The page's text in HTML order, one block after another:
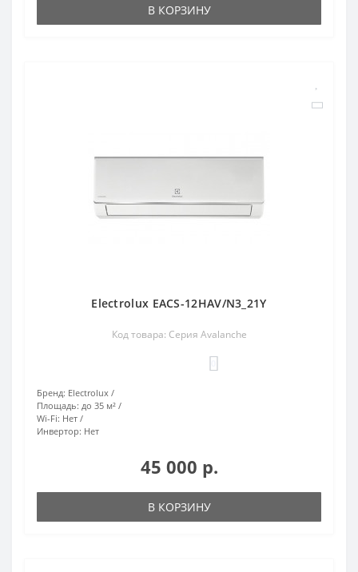
В КОРЗИНУ
Electrolux EACS-12HAV/N3_21Y
Код товара: Серия Avalanche
Бренд: Electrolux
Площадь: до 35 м²
Wi-Fi: Нет
Инвертор: Нет
45 000 р.
В КОРЗИНУ